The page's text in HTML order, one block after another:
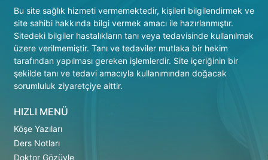
Bu site sağlık hizmeti vermemektedir, kişileri bilgilendirmek ve
site sahibi hakkında bilgi vermek amacı ile hazırlanmıştır.
Sitedeki bilgiler hastalıkların tanı veya tedavisinde kullanılmak
üzere verilmemiştir. Tanı ve tedaviler mutlaka bir hekim
tarafından yapılması gereken işlemlerdir. Site içeriğinin bir
şekilde tanı ve tedavi amacıyla kullanımından doğacak
sorumluluk ziyaretçiye aittir.
HIZLI MENÜ
Köşe Yazıları
Ders Notları
Doktor Gözüyle